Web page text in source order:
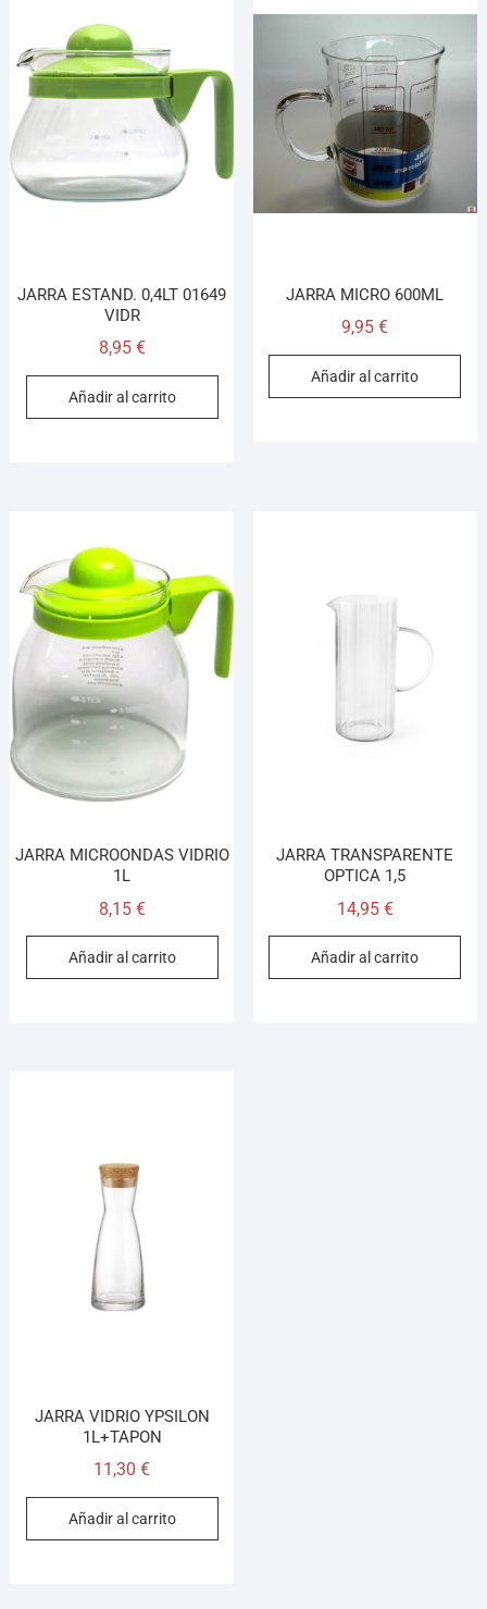
JARRA ESTAND. 0,4LT 01649
VIDR
8,95 €
Añadir al carrito
JARRA MICRO 600ML
9,95€
Añadir al carrito
JARRA MICROONDAS VIDRIO
1L
8,15 €
Añadir al carrito
JARRA TRANSPARENTE
OPTICA 1,5
14,95 €
Añadir al carrito
JARRA VIDRIO YPSILON
1L+TAPON
11,30€
Añadir al carrito